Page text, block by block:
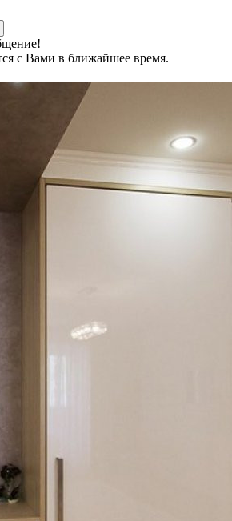
с Вами в ближайшее время.